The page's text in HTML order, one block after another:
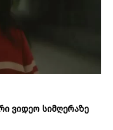
ვიდეო სიმღერაზე